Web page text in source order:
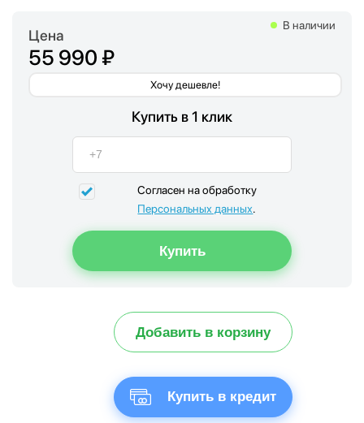
Цена
55 990 ₽
Хочу дешевле!
В наличии
Купить в 1 клик
Согласен на обработку
Персональных данных.
Добавить в корзину
Купить в кредит